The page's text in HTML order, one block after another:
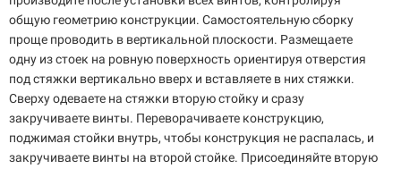
общую геометрию конструкции. Самостоятельную сборку
проще проводить в вертикальной плоскости. Размещаете
одну из стоек на ровную поверхность ориентируя отверстия
под стяжки вертикально вверх и вставляете в них стяжки.
Сверху одеваете на стяжки вторую стойку и сразу
закручиваете винты. Переворачиваете конструкцию,
поджимая стойки внутрь, чтобы конструкция не распалась, и
закручиваете винты на второй стойке. Присоединяйте вторую